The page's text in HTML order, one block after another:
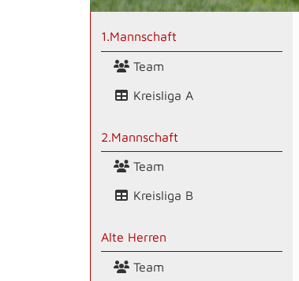
1.Mannschaft
Team
Kreisliga A
2.Mannschaft
Team
Kreisliga B
Alte Herren
Team